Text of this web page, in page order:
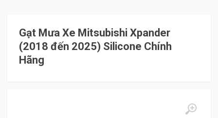
Gạt Mưa Xe Mitsubishi Xpander
(2018 đến 2025) Silicone Chính
Hãng